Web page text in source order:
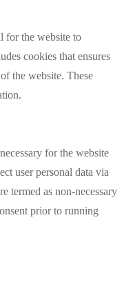
for the website to
cookies that ensures
the website. These
for the website
user personal data via
termed as non-necessary
prior to running